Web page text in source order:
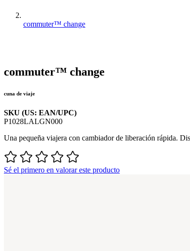
commuter™ change
commuter™ change
cuna de viaje
SKU (US: EAN/UPC)
P1028LALGN000
Una pequeña viajera con cambiador de liberación rápida.
Sé el primero en valorar este producto